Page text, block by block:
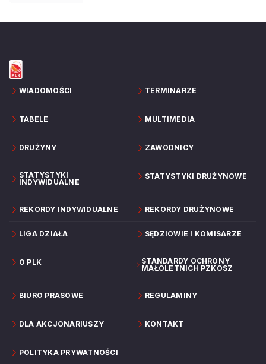
WIADOMOŚCI TERMINARZE
TABELE MULTIMEDIA
DRUŻYNY ZAWODNICY
STATYSTYKI
INDYWIDUALNE
STATYSTYKI DRUŻYNOWE
REKORDY INDYWIDUALNE REKORDY DRUŻYNOWE
LIGA DZIAŁA SĘDZIOWIE I KOMISARZE
O PLK
STANDARDY OCHRONY
MAŁOLETNICH PZKOSZ
BIURO PRASOWE REGULAMINY
DLA AKCJONARIUSZY KONTAKT
POLITYKA PRYWATNOŚCI